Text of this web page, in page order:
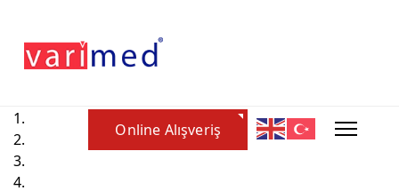
Online Alışveriş